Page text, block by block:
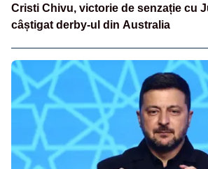
Cristi Chivu, victorie de senzație cu
câștigat derby-ul din Australia